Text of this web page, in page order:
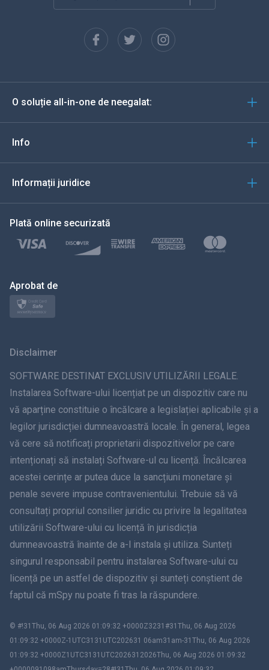
Español
Deutsch
Türkçe
Polski
ภาษาไทย
Dansk
हिंदी
עברית
Română
Ελληνικά
Việt Tiếng
繁體中文
Slovenia
O soluție all-in-one de neegalat:
Info
Informații juridice
Plată online securizată
Aprobat de
Disclaimer
SOFTWARE DESTINAT EXCLUSIV UTILIZĂRII LEGALE.
Instalarea Software-ului licențiat pe un dispozitiv care nu
vă aparține constituie o încălcare a legislației aplicabile și a
legilor jurisdicției dumneavoastră locale. În general, legea
vă cere să notificați proprietarii dispozitivelor pe care
intenționați să instalați Software-ul cu licență. Încălcarea
acestei cerințe ar putea duce la sancțiuni monetare și
penale severe impuse contravenientului. Trebuie să vă
consultați propriul consilier juridic cu privire la legalitatea
utilizării Software-ului cu licență în jurisdicția
dumneavoastră înainte de a-l instala și utiliza. Sunteți
singurul responsabil pentru instalarea Software-ului cu
licență pe un astfel de dispozitiv și sunteți conștient de
faptul că mSpy nu poate fi tras la răspundere.
© #!31Thu, 06 Aug 2026 01:09:32 +0000Z3231#31Thu, 06 Aug 2026
01:09:32 +0000Z-1UTC3131UTC202631 06am31am-31Thu, 06 Aug 2026
01:09:32 +0000Z1UTC3131UTC2026312026Thu, 06 Aug 2026 01:09:32